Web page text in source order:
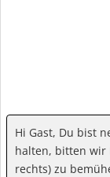
Hi Gast, Du bist
halten, bitten wir
rechts) zu